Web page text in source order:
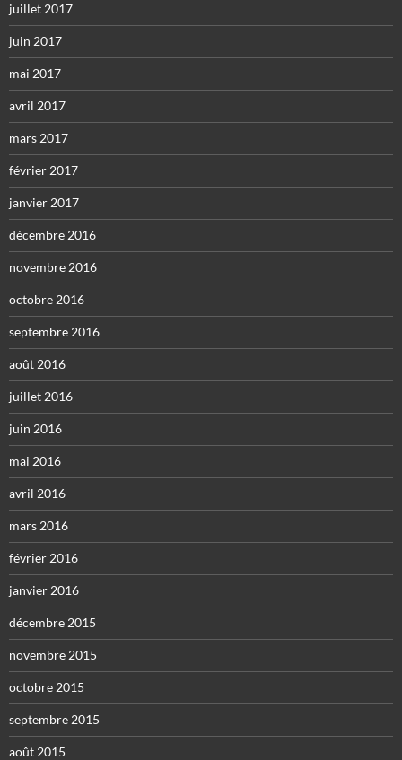
juillet 2017
juin 2017
mai 2017
avril 2017
mars 2017
février 2017
janvier 2017
décembre 2016
novembre 2016
octobre 2016
septembre 2016
août 2016
juillet 2016
juin 2016
mai 2016
avril 2016
mars 2016
février 2016
janvier 2016
décembre 2015
novembre 2015
octobre 2015
septembre 2015
août 2015